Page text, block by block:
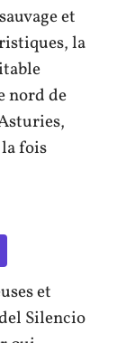
et
la
nord de
fois
et
Silencio